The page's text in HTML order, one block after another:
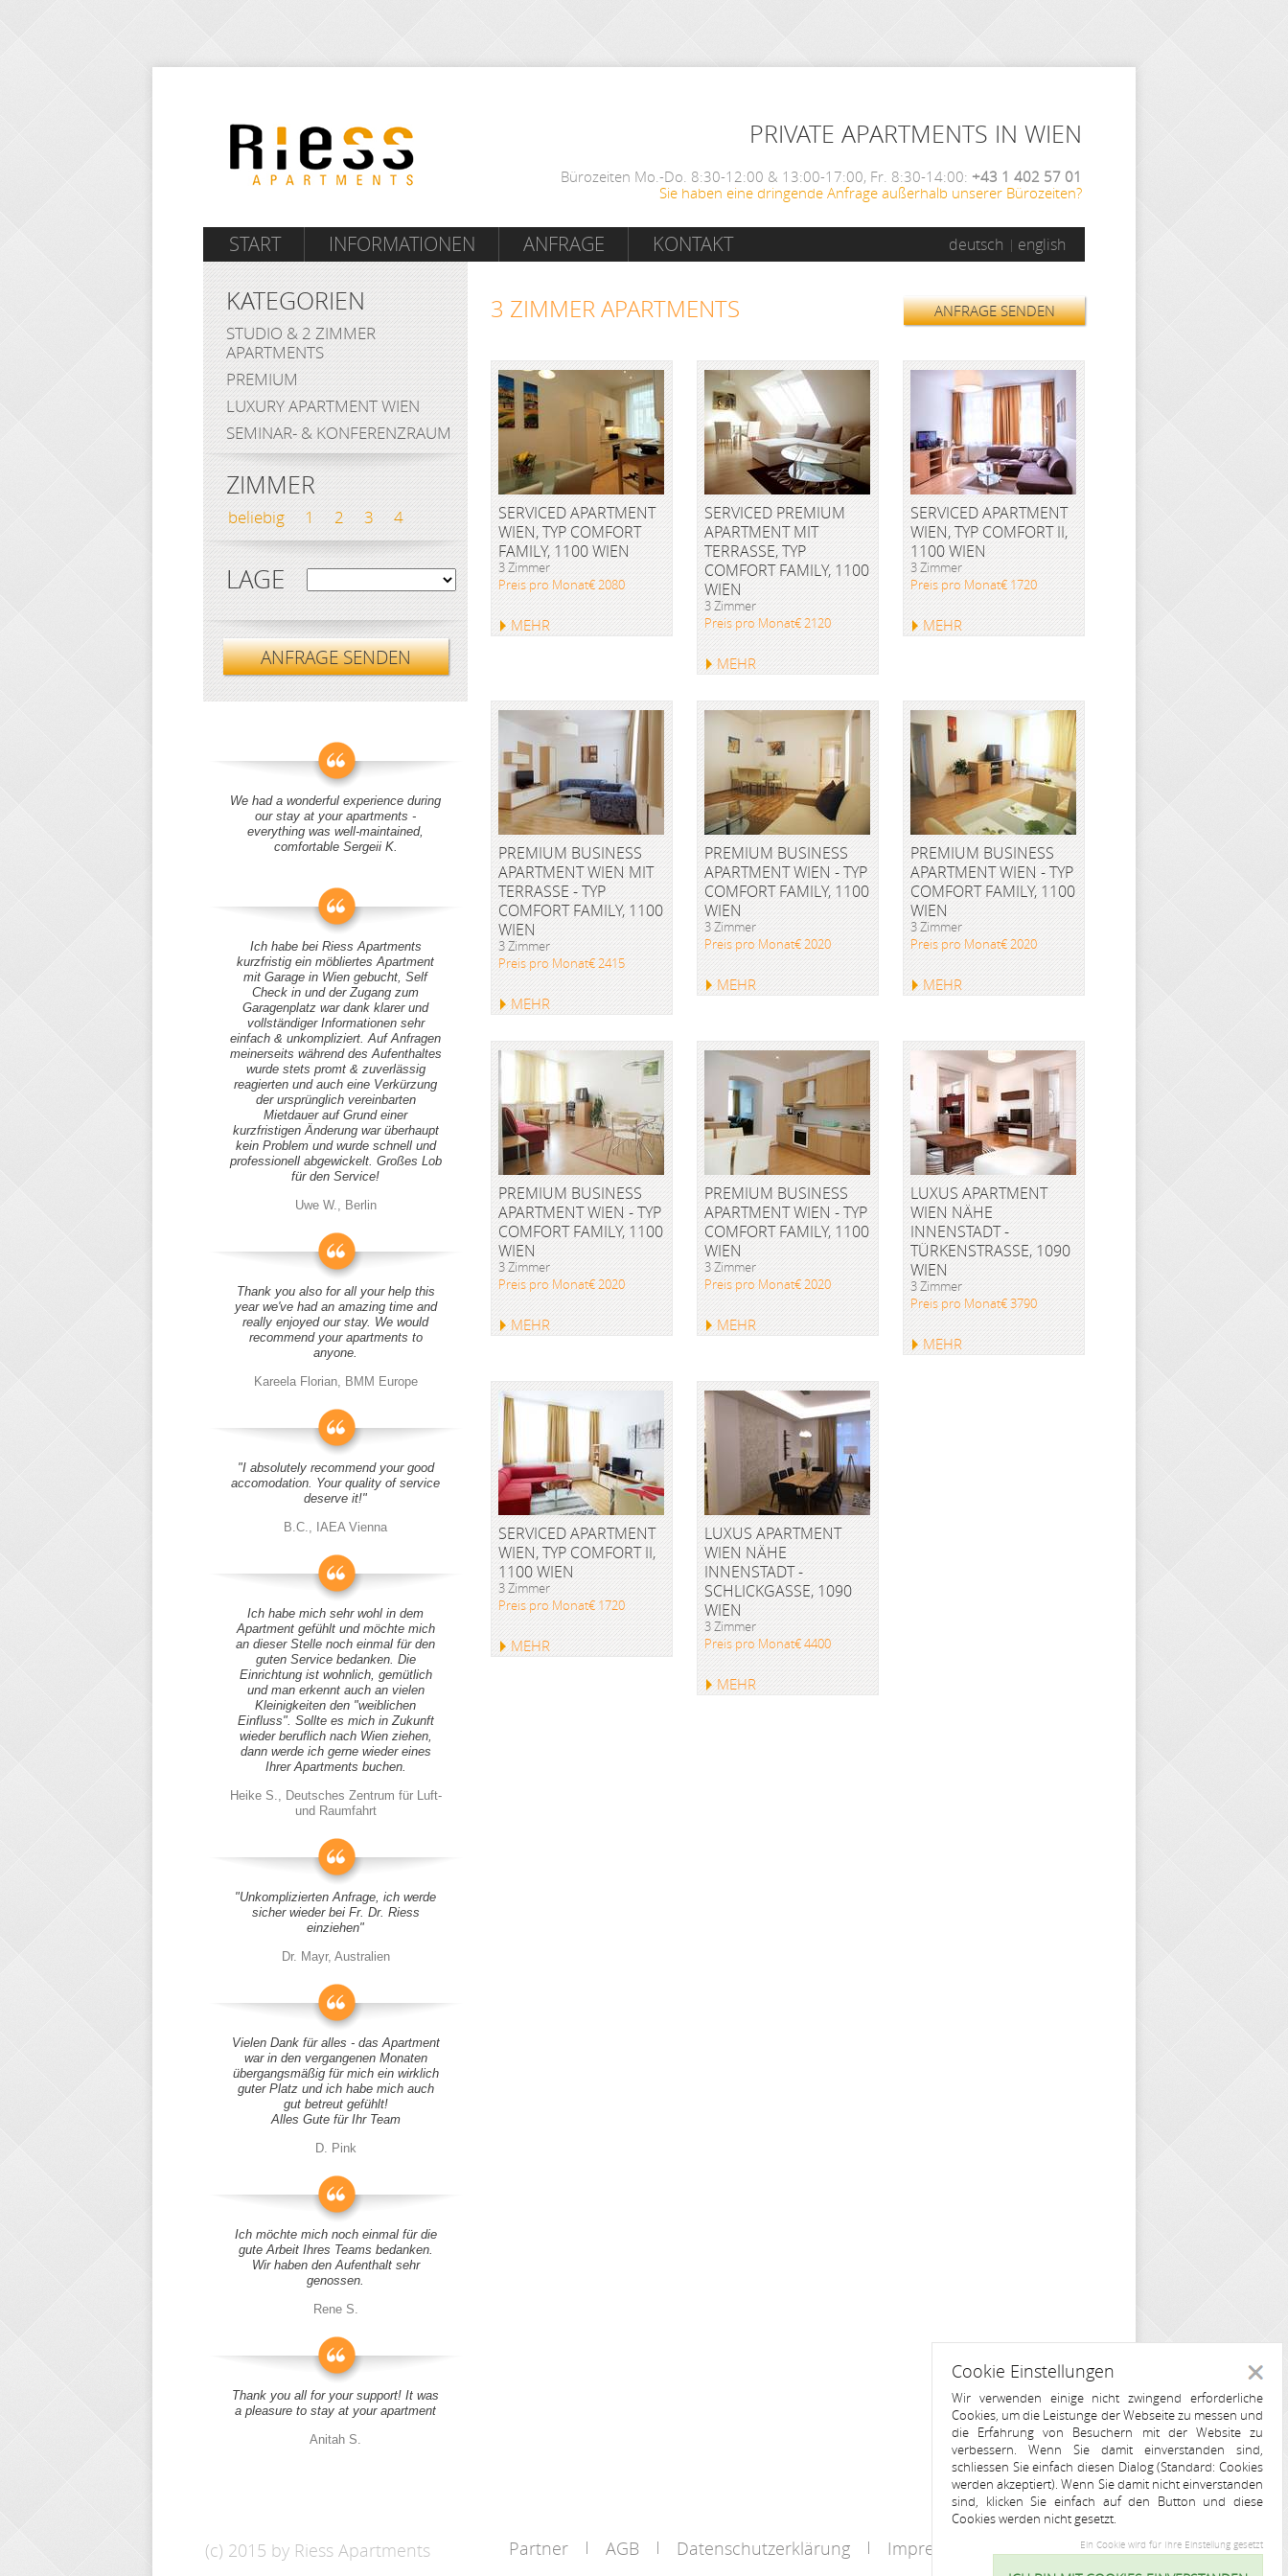
PRIVATE APARTMENTS IN WIEN
Bürozeiten Mo.-Do. 8:30-12:00 & 13:00-17:00, Fr. 8:30-14:00: +43 1 402 57 01
Sie haben eine dringende Anfrage außerhalb unserer Bürozeiten?
START INFORMATIONEN ANFRAGE KONTAKT deutsch english
3 ZIMMER APARTMENTS ANFRAGE SENDEN
SERVICED APARTMENT
WIEN, TYP COMFORT
FAMILY, 1100 WIEN
3 Zimmer
Preis pro Monat€ 2080
MEHR
SERVICED PREMIUM
APARTMENT MIT
TERRASSE, TYP
COMFORT FAMILY, 1100
WIEN
3 Zimmer
Preis pro Monat€ 2120
MEHR
SERVICED APARTMENT
WIEN, TYP COMFORT II,
1100 WIEN
3 Zimmer
Preis pro Monat€ 1720
MEHR
PREMIUM BUSINESS
APARTMENT WIEN MIT
TERRASSE - TYP
COMFORT FAMILY, 1100
WIEN
3 Zimmer
Preis pro Monat€ 2415
MEHR
PREMIUM BUSINESS
APARTMENT WIEN - TYP
COMFORT FAMILY, 1100
WIEN
3 Zimmer
Preis pro Monat€ 2020
MEHR
PREMIUM BUSINESS
APARTMENT WIEN - TYP
COMFORT FAMILY, 1100
WIEN
3 Zimmer
Preis pro Monat€ 2020
MEHR
PREMIUM BUSINESS
APARTMENT WIEN - TYP
COMFORT FAMILY, 1100
WIEN
3 Zimmer
Preis pro Monat€ 2020
MEHR
PREMIUM BUSINESS
APARTMENT WIEN - TYP
COMFORT FAMILY, 1100
WIEN
3 Zimmer
Preis pro Monat€ 2020
MEHR
LUXUS APARTMENT
WIEN NÄHE
INNENSTADT -
TÜRKENSTRASSE, 1090 W
IEN
3 Zimmer
Preis pro Monat€ 3790
MEHR
SERVICED APARTMENT
WIEN, TYP COMFORT II,
1100 WIEN
3 Zimmer
Preis pro Monat€ 1720
MEHR
LUXUS APARTMENT
WIEN NÄHE
INNENSTADT -
SCHLICKGASSE, 1090
WIEN
3 Zimmer
Preis pro Monat€ 4400
MEHR
KATEGORIEN
STUDIO & 2 ZIMMER
APARTMENTS
PREMIUM
LUXURY APARTMENT WIEN
SEMINAR- & KONFERENZRAUM
ZIMMER
beliebig 1 2 3 4
LAGE
ANFRAGE SENDEN
We had a wonderful experience during
our stay at your apartments -
everything was well-maintained,
comfortable Sergeii K.
Ich habe bei Riess Apartments
kurzfristig ein möbliertes Apartment
mit Garage in Wien gebucht, Self
Check in und der Zugang zum
Garagenplatz war dank klarer und
vollständiger Informationen sehr
einfach & unkompliziert. Auf Anfragen
meinerseits während des Aufenthaltes
wurde stets promt & zuverlässig
reagierten und auch eine Verkürzung
der ursprünglich vereinbarten
Mietdauer auf Grund einer
kurzfristigen Änderung war überhaupt
kein Problem und wurde schnell und
professionell abgewickelt. Großes Lob
für den Service!
Uwe W., Berlin
Thank you also for all your help this
year we've had an amazing time and
really enjoyed our stay. We would
recommend your apartments to
anyone.
Kareela Florian, BMM Europe
"I absolutely recommend your good
accomodation. Your quality of service
deserve it!"
B.C., IAEA Vienna
Ich habe mich sehr wohl in dem
Apartment gefühlt und möchte mich
an dieser Stelle noch einmal für den
guten Service bedanken. Die
Einrichtung ist wohnlich, gemütlich
und man erkennt auch an vielen
Kleinigkeiten den "weiblichen
Einfluss". Sollte es mich in Zukunft
wieder beruflich nach Wien ziehen,
dann werde ich gerne wieder eines
Ihrer Apartments buchen.
Heike S., Deutsches Zentrum für Luft-
und Raumfahrt
"Unkomplizierten Anfrage, ich werde
sicher wieder bei Fr. Dr. Riess
einziehen"
Dr. Mayr, Australien
Vielen Dank für alles - das Apartment
war in den vergangenen Monaten
übergangsmäßig für mich ein wirklich
guter Platz und ich habe mich auch
gut betreut gefühlt!
Alles Gute für Ihr Team
D. Pink
Ich möchte mich noch einmal für die
gute Arbeit Ihres Teams bedanken.
Wir haben den Aufenthalt sehr
genossen.
Rene S.
Thank you all for your support! It was
a pleasure to stay at your apartment
Anitah S.
(c) 2015 by Riess Apartments Partner AGB Datenschutzerklärung Impressum Kontakt
Cookie Einstellungen
Wir verwenden einige nicht zwingend erforderliche
Cookies, um die Leistunge der Webseite zu messen und
die Erfahrung von Besuchern mit der Website zu
verbessern. Wenn Sie damit einverstanden sind,
schliessen Sie einfach diesen Dialog (Standard: Cookies
werden akzeptiert). Wenn Sie damit nicht einverstanden
sind, klicken Sie einfach auf den Button und diese
Cookies werden nicht gesetzt.
Ein Cookie wird für Ihre Einstellung gesetzt